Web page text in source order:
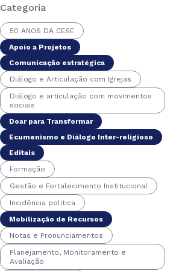
Categoria
50 ANOS DA CESE
Apoio a Projetos
Comunicação estratégica
Diálogo e Articulação com Igrejas
Diálogo e articulação com movimentos
sociais
Doar para Transformar
Ecumenismo e Diálogo Inter-religioso
Editais
Formação
Gestão e Fortalecimento Institucional
Incidência política
Mobilização de Recursos
Notas e Pronunciamentos
Planejamento, Monitoramento e
Avaliação